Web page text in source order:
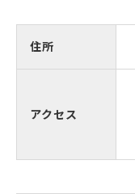
住所
アクセス